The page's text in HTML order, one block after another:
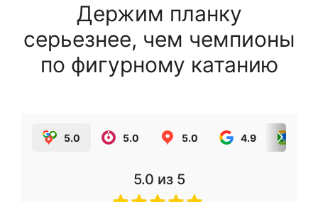
Держим планку
серьезнее, чем чемпионы
по фигурному катанию
5.0 5.0 5.0 4.9
5.0 из 5